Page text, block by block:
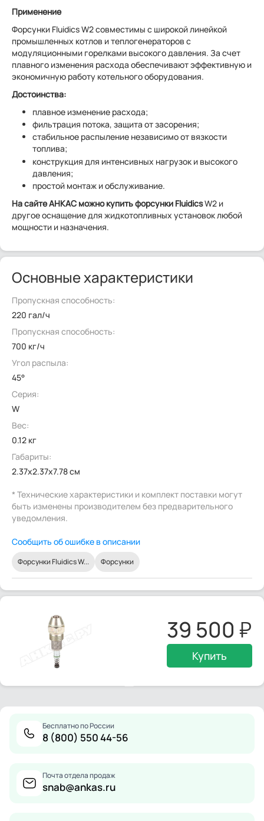
Применение
Форсунки Fluidics W2 совместимы с широкой линейкой
промышленных котлов и теплогенераторов с
модуляционными горелками высокого давления. За счет
плавного изменения расхода обеспечивают эффективную и
экономичную работу котельного оборудования.
Достоинства:
плавное изменение расхода;
фильтрация потока, защита от засорения;
стабильное распыление независимо от вязкости
топлива;
конструкция для интенсивных нагрузок и высокого
давления;
простой монтаж и обслуживание.
На сайте АНКАС можно купить форсунки FluidicsW2 и
другое оснащение для жидкотопливных установок любой
мощности и назначения.
Основные характеристики
Пропускная способность:
220 гал/ч
Пропускная способность:
700 кг/ч
Угол распыла:
45°
Серия:
W
Вес:
0.12 кг
Габариты:
2.37x2.37x7.78 см
* Технические характеристики и комплект поставки могут
быть изменены производителем без предварительного
уведомления.
Сообщить об ошибке в описании
Форсунки Fluidics W... Форсунки
39 500
Купить
Бесплатно по России
8 (800) 550 44-56
Почта отдела продаж
snab@ankas.ru